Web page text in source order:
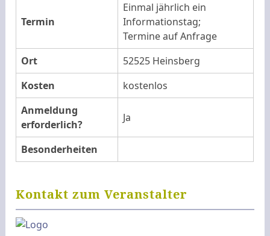
Termin
Einmal jährlich ein
Informationstag;
Termine auf Anfrage
Ort
52525 Heinsberg
Kosten
kostenlos
Anmeldung
erforderlich?
Ja
Besonderheiten
Kontakt zum Veranstalter